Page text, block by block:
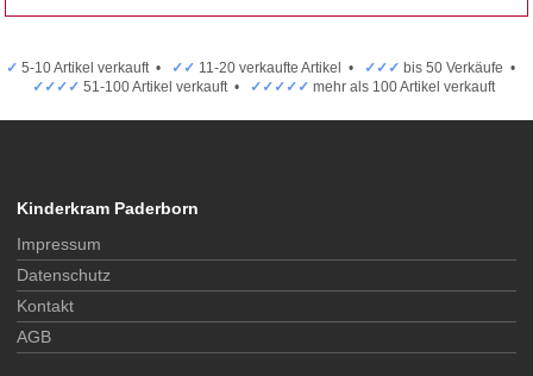
✓ 5-10 Artikel verkauft • ✓✓ 11-20 verkaufte Artikel • ✓✓✓ bis 50 Verkäufe •
✓✓✓✓ 51-100 Artikel verkauft • ✓✓✓✓✓ mehr als 100 Artikel verkauft
Kinderkram Paderborn
Impressum
Datenschutz
Kontakt
AGB